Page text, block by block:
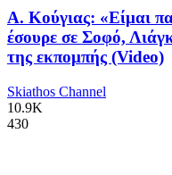
Α. Κούγιας: «Είμαι
έσουρε σε Σοφό,
της εκπομπής (Video)
Skiathos Channel
10.9K
430